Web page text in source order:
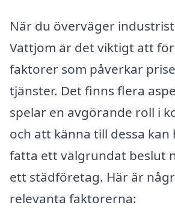
När du överväger
Vattjom är det viktigt att
faktorer som påverkar
tjänster. Det finns flera
spelar en avgörande roll i
och att känna till dessa
fatta ett välgrundat beslut
ett städföretag. Här är
relevanta faktorerna: